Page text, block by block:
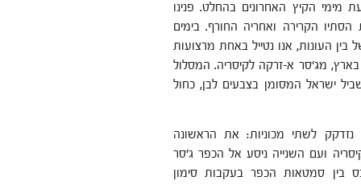
מימי הקיץ האחרונים בהחלט. פנינו
הקרירה ואחריה החורף. בימים
בין העונות, אנו נטייל באחת מרצועות
מג'סר א-זרקה לקיסריה. המסלול
ישראל המסומן בצבעים לבן, כחול
נזדקק לשתי מכוניות: את הראשונה
ועם השנייה ניסע אל הכפר ג'סר
בין סמטאות הכפר בעקבות סימון